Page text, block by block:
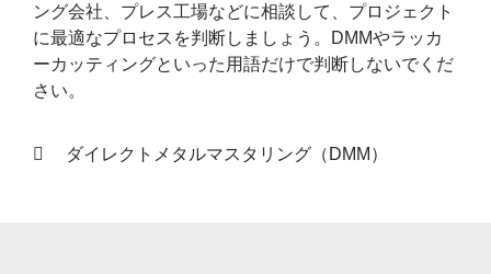
ング会社、プレス工場などに相談して、プロジェクト
に最適なプロセスを判断しましょう。DMMやラッカ
ーカッティングといった用語だけで判断しないでくだ
さい。
ダイレクトメタルマスタリング（DMM）